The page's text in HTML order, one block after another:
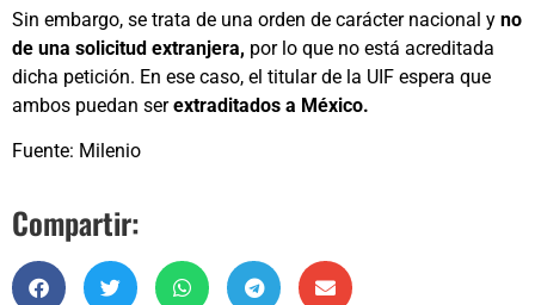
Sin embargo, se trata de una orden de carácter nacional y no
de una solicitud extranjera, por lo que no está acreditada
dicha petición. En ese caso, el titular de la UIF espera que
ambos puedan serextraditados a México.
Fuente: Milenio
Compartir: